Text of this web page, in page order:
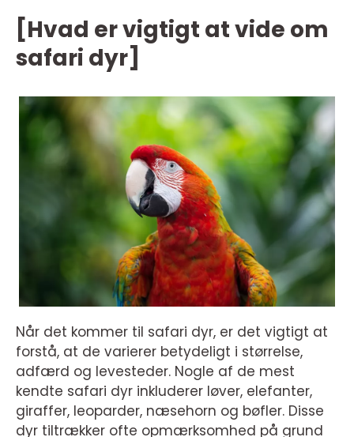
[Hvad er vigtigt at vide om
safari dyr]
Når det kommer til safari dyr, er det vigtigt at
forstå, at de varierer betydeligt i størrelse,
adfærd og levesteder. Nogle af de mest
kendte safari dyr inkluderer løver, elefanter,
giraffer, leoparder, næsehorn og bøfler. Disse
dyr tiltrækker ofte opmærksomhed på grund